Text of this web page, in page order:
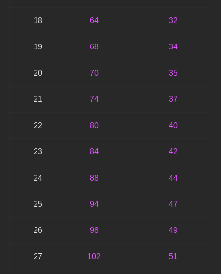
18 64 32
19 68 34
20 70 35
21 74 37
22 80 40
23 84 42
24 88 44
25 94 47
26 98 49
27 102 51